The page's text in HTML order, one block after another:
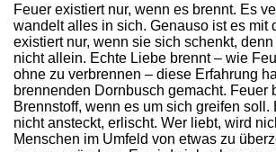
Feuer existiert nur, wenn es brennt. Es
wandelt alles in sich. Genauso ist es mit
existiert nur, wenn sie sich schenkt,
nicht allein. Echte Liebe brennt – wie
ohne zu verbrennen – diese Erfahrung
brennenden Dornbusch gemacht. Feuer
Brennstoff, wenn es um sich greifen soll.
nicht ansteckt, erlischt. Wer liebt, wird
Menschen im Umfeld von etwas zu